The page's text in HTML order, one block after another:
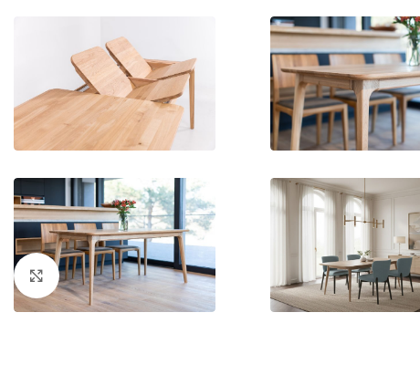
Kliknutím zväčšíte